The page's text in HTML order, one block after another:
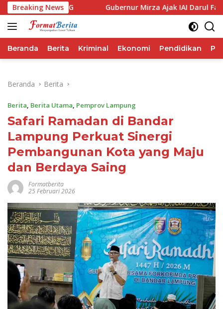
Langsung
ke
konten
Breaking News
IHSG Gubernur Mirza Ajak IAI Darul Fattah
Beranda Berita Kriminal Ekonomi Pendidikan
Beranda Berita
Berita, Berita Utama, Pemprov Lampung
Safari Ramadan di Bandar
Lampung Perkuat Sinergi
Pembangunan Kota yang Maju
dan Berdaya Saing
Formatberita
25 Februari 2026